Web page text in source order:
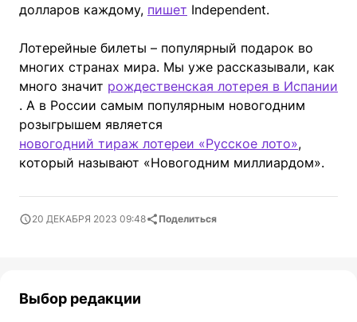
долларов каждому, пишет Independent.
Лотерейные билеты – популярный подарок во
многих странах мира. Мы уже рассказывали, как
много значит рождественская лотерея в Испании
. А в России самым популярным новогодним
розыгрышем является
новогодний тираж лотереи «Русское лото»,
который называют «Новогодним миллиардом».
20 ДЕКАБРЯ 2023 09:48 Поделиться
Выбор редакции